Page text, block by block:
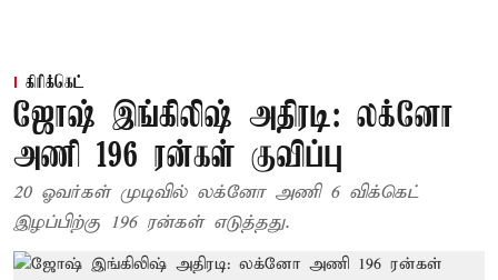
கிரிக்கெட்
ஜோஷ் இங்கிலிஷ் அதிரடி: லக்னோ
அணி 196 ரன்கள் குவிப்பு
20 ஓவர்கள் முடிவில் லக்னோ அணி 6 விக்கெட்
இழப்பிற்கு 196 ரன்கள் எடுத்தது.